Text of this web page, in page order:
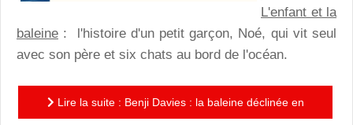
L'enfant et la
baleine : l'histoire d'un petit garçon, Noé, qui vit seul
avec son père et six chats au bord de l'océan.
Lire la suite : Benji Davies : la baleine déclinée en